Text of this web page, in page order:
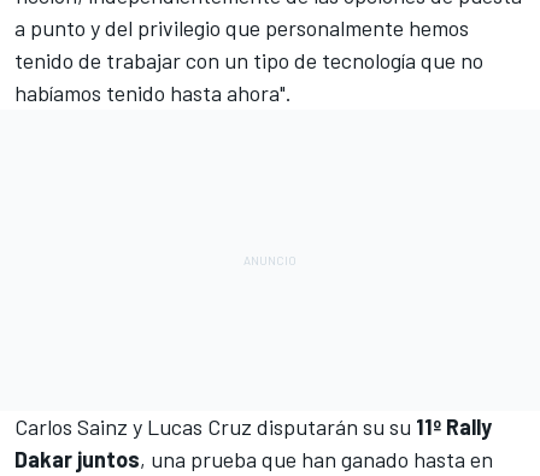
a punto y del privilegio que personalmente hemos
tenido de trabajar con un tipo de tecnología que no
habíamos tenido hasta ahora".
Carlos Sainz y Lucas Cruz disputarán su su 11º Rally
Dakar juntos, una prueba que han ganado hasta en